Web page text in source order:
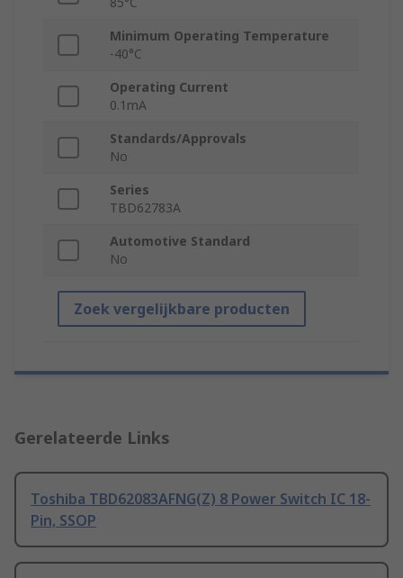
Minimum Operating Temperature
-40°C
Operating Current
0.1mA
Standards/Approvals
No
Series
TBD62783A
Automotive Standard
No
Zoek vergelijkbare producten
Gerelateerde Links
Toshiba TBD62083AFNG(Z) 8 Power Switch IC 18-
Pin, SSOP